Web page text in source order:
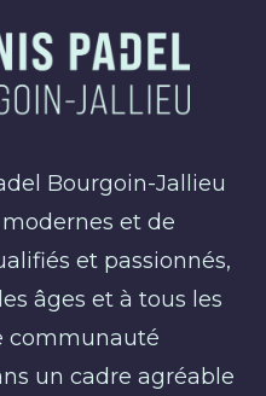
Bourgoin-Jallieu
et de
et passionnés,
âges et à tous les
communauté
un cadre agréable